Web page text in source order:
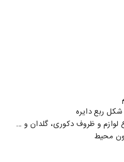
و ظروف دکوری، گلدان و …
محیط